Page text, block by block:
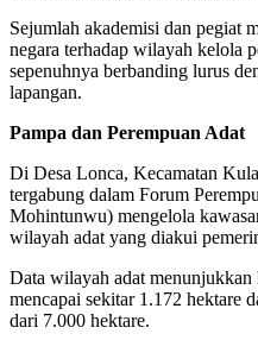
Sejumlah akademisi dan pegiat
negara terhadap wilayah kelola
sepenuhnya berbanding lurus
lapangan.
Pampa dan Perempuan Adat
Di Desa Lonca, Kecamatan
tergabung dalam Forum
Mohintunwu) mengelola
wilayah adat yang diakui
Data wilayah adat menunjukkan
mencapai sekitar 1.172 hektare
dari 7.000 hektare.